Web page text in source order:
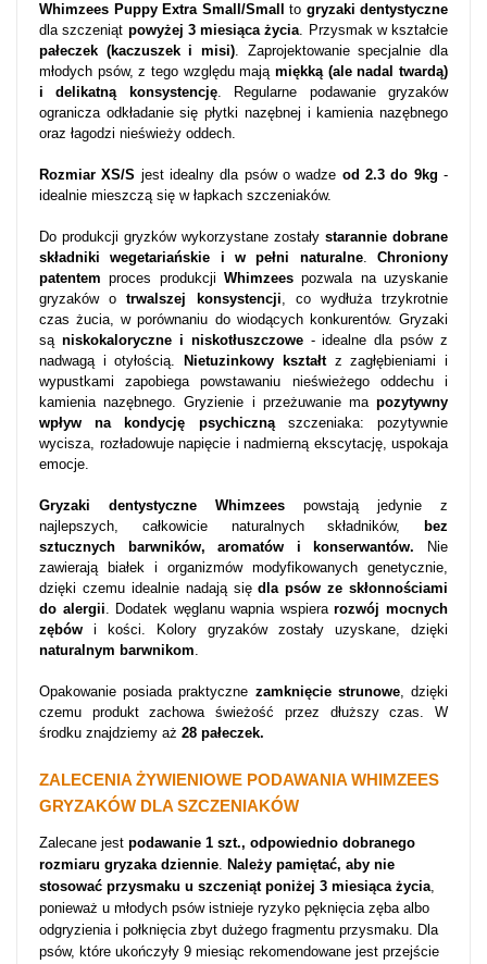
Whimzees Puppy Extra Small/Small to gryzaki dentystyczne
dla szczeniąt powyżej 3 miesiąca życia. Przysmak w kształcie
pałeczek (kaczuszek i misi). Zaprojektowanie specjalnie dla
młodych psów, z tego względu mają miękką (ale nadal twardą)
i delikatną konsystencję. Regularne podawanie gryzaków
ogranicza odkładanie się płytki nazębnej i kamienia nazębnego
oraz łagodzi nieświeży oddech.
Rozmiar XS/S jest idealny dla psów o wadze od 2.3 do 9kg-
idealnie mieszczą się w łapkach szczeniaków.
Do produkcji gryzków wykorzystane zostały starannie dobrane
składniki wegetariańskie i w pełni naturalne.Chroniony
patentem proces produkcji Whimzees pozwala na uzyskanie
gryzaków otrwalszej konsystencji, co wydłuża trzykrotnie
czas żucia, w porównaniu do wiodących konkurentów. Gryzaki
są niskokaloryczne i niskotłuszczowe- idealne dla psów z
nadwagą i otyłością.
Nietuzinkowy kształtz zagłębieniami i
wypustkami zapobiega powstawaniu nieświeżego oddechu i
kamienia nazębnego. Gryzienie i przeżuwanie ma pozytywny
wpływ na kondycję psychicznąszczeniaka: pozytywnie
wycisza, rozładowuje napięcie i nadmierną ekscytację, uspokaja
emocje.
Gryzaki dentystyczne Whimzees powstają jedynie z
najlepszych, całkowicie naturalnych składników,
bez
sztucznych barwników, aromatów i konserwantów. Nie
zawierają białek i organizmów modyfikowanych genetycznie,
dzięki czemu idealnie nadają siędla psów ze skłonnościami
do alergii. Dodatek węglanu wapnia wspierarozwój mocnych
zębów i kości. Kolory gryzaków zostały uzyskane, dzięki
naturalnym barwnikom.
Opakowanie posiada praktyczne zamknięcie strunowe, dzięki
czemu produkt zachowa świeżość przez dłuższy czas. W
środku znajdziemy aż 28 pałeczek.
ZALECENIA ŻYWIENIOWE PODAWANIA WHIMZEES
GRYZAKÓW DLA SZCZENIAKÓW
Zalecane jest podawanie 1 szt., odpowiednio dobranego
rozmiaru gryzaka dziennie. Należy pamiętać, aby nie
stosować przysmaku u szczeniąt poniżej 3 miesiąca życia,
ponieważ u młodych psów istnieje ryzyko pęknięcia zęba albo
odgryzienia i połknięcia zbyt dużego fragmentu przysmaku. Dla
psów, które ukończyły 9 miesiąc rekomendowane jest przejście